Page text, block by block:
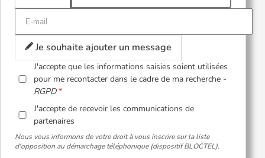
Je souhaite ajouter un message
J'accepte que les informations saisies soient utilisées
pour me recontacter dans le cadre de ma recherche -
RGPD
J'accepte de recevoir les communications de
partenaires
Nous vous informons de votre droit à vous inscrire sur la liste
d'opposition au démarchage téléphonique (dispositif BLOCTEL).